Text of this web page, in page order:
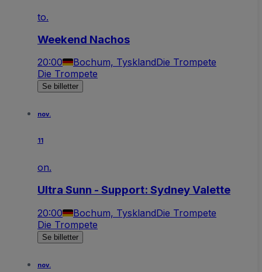
to.
Weekend Nachos
20:00 Bochum, TysklandDie Trompete
Die Trompete
Se billetter
nov.
11
on.
Ultra Sunn - Support: Sydney Valette
20:00 Bochum, TysklandDie Trompete
Die Trompete
Se billetter
nov.